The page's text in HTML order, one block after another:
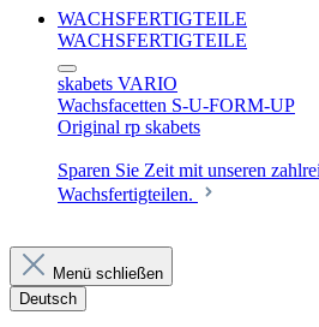
WACHSFERTIGTEILE
WACHSFERTIGTEILE
skabets VARIO
Wachsfacetten S-U-FORM-UP
Original rp skabets
Sparen Sie Zeit mit unseren
Wachsfertigteilen.
Menü schließen
Deutsch